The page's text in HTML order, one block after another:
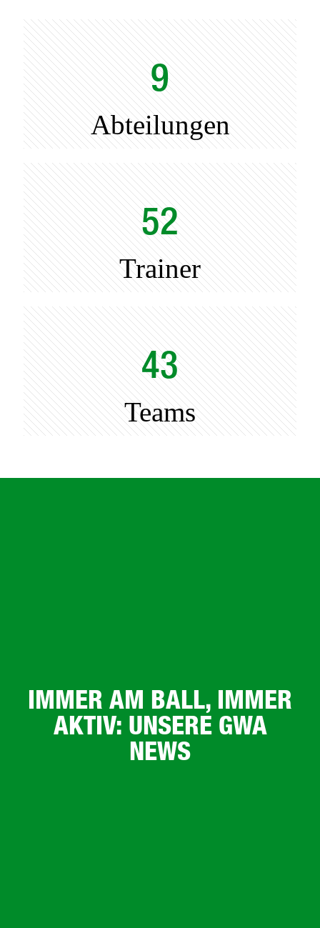
9
Abteilungen
52
Trainer
43
Teams
IMMER AM BALL, IMMER
AKTIV: UNSERE GWA
NEWS